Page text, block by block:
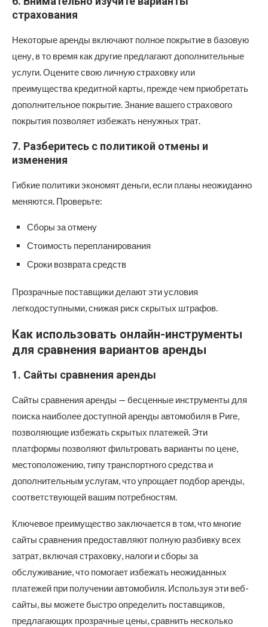
страхования
Некоторые аренды включают полное покрытие в базовую
цену, в то время как другие предлагают дополнительные
услуги. Оцените свою личную страховку или
преимущества кредитной карты, прежде чем приобретать
дополнительное покрытие. Знание вашего страхового
покрытия позволяет избежать ненужных трат.
7. Разберитесь с политикой отмены и
изменения
Гибкие политики экономят деньги, если планы неожиданно
меняются. Проверьте:
Сборы за отмену
Стоимость перепланирования
Сроки возврата средств
Прозрачные поставщики делают эти условия
легкодоступными, снижая риск скрытых штрафов.
Как использовать онлайн-инструменты
для сравнения вариантов аренды
1. Сайты сравнения аренды
Сайты сравнения аренды — бесценные инструменты для
поиска наиболее доступной аренды автомобиля в Риге,
позволяющие избежать скрытых платежей. Эти
платформы позволяют фильтровать варианты по цене,
местоположению, типу транспортного средства и
дополнительным услугам, что упрощает подбор аренды,
соответствующей вашим потребностям.
Ключевое преимущество заключается в том, что многие
сайты сравнения предоставляют полную разбивку всех
затрат, включая страховку, налоги и сборы за
обслуживание, что помогает избежать неожиданных
платежей при получении автомобиля. Используя эти веб-
сайты, вы можете быстро определить поставщиков,
предлагающих прозрачные цены, сравнить несколько